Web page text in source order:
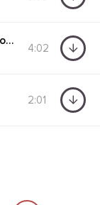
Эта песня сразу стала своей в советском союзе
4:02
2:01